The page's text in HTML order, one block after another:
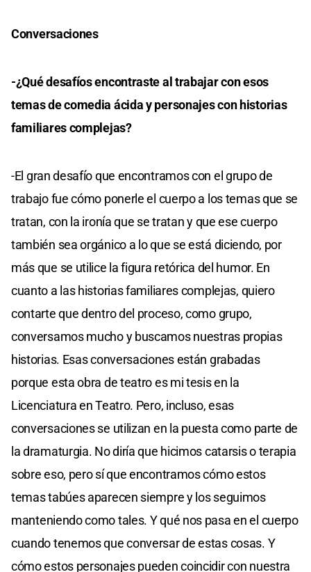
Conversaciones
-¿Qué desafíos encontraste al trabajar con esos
temas de comedia ácida y personajes con historias
familiares complejas?
-El gran desafío que encontramos con el grupo de
trabajo fue cómo ponerle el cuerpo a los temas que se
tratan, con la ironía que se tratan y que ese cuerpo
también sea orgánico a lo que se está diciendo, por
más que se utilice la figura retórica del humor. En
cuanto a las historias familiares complejas, quiero
contarte que dentro del proceso, como grupo,
conversamos mucho y buscamos nuestras propias
historias. Esas conversaciones están grabadas
porque esta obra de teatro es mi tesis en la
Licenciatura en Teatro. Pero, incluso, esas
conversaciones se utilizan en la puesta como parte de
la dramaturgia. No diría que hicimos catarsis o terapia
sobre eso, pero sí que encontramos cómo estos
temas tabúes aparecen siempre y los seguimos
manteniendo como tales. Y qué nos pasa en el cuerpo
cuando tenemos que conversar de estas cosas. Y
cómo estos personajes pueden coincidir con nuestra